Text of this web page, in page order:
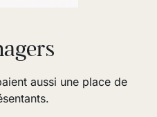
aussi une place de